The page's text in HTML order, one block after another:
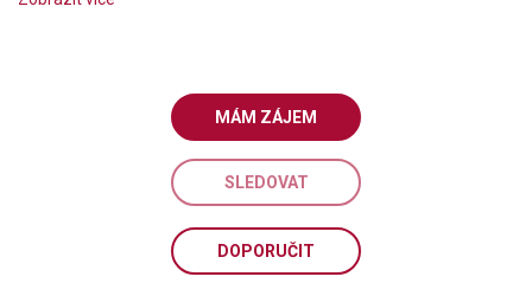
MÁM ZÁJEM
SLEDOVAT
DOPORUČIT